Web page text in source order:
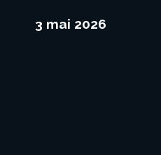
3 mai 2026